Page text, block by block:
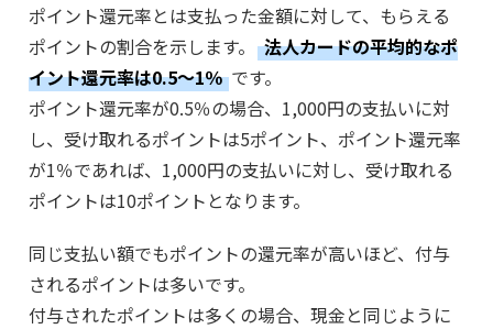
ポイント還元率とは支払った金額に対して、もらえる
ポイントの割合を示します。
法人カードの平均的なポ
イント還元率は0.5～1％ です。
ポイント還元率が0.5％の場合、1,000円の支払いに対
し、受け取れるポイントは5ポイント、ポイント還元率
が1％であれば、1,000円の支払いに対し、受け取れる
ポイントは10ポイントとなります。
同じ支払い額でもポイントの還元率が高いほど、付与
されるポイントは多いです。
付与されたポイントは多くの場合、現金と同じように